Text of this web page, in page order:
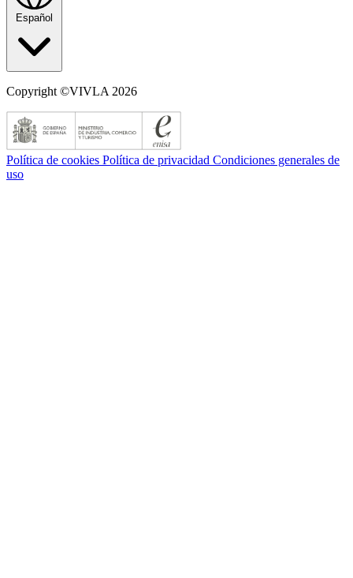
Español
Copyright ©VIVLA 2026
Política de cookies Política de privacidad Condiciones generales de
uso